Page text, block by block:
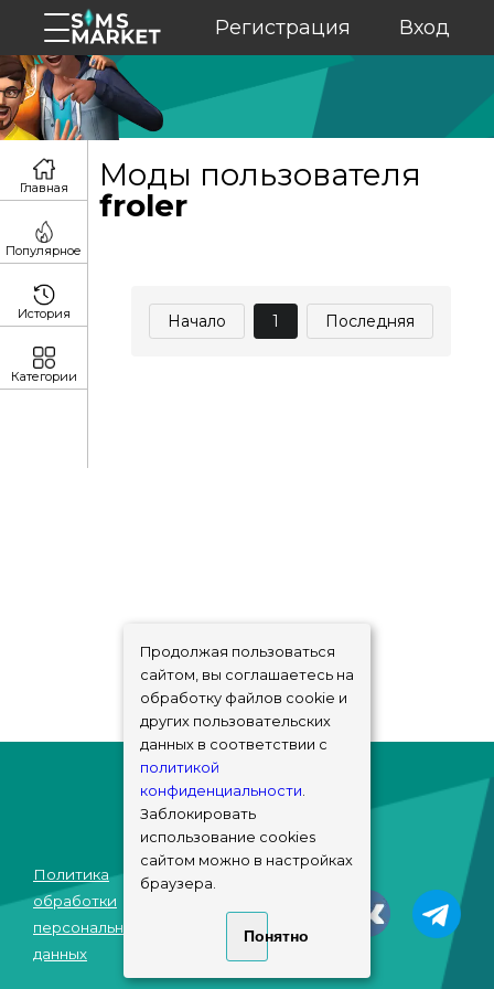
Регистрация Вход
Моды пользователя
froler
Начало 1 Последняя
Главная
Популярное
История
Категории
Политика
обработки
персональных
данных
© sims-market
2018 - 2026
Продолжая пользоваться
сайтом, вы соглашаетесь на
обработку файлов cookie и
других пользовательских
данных в соответствии с
политикой
конфиденциальности.
Заблокировать
использование cookies
сайтом можно в настройках
браузера.
Понятно